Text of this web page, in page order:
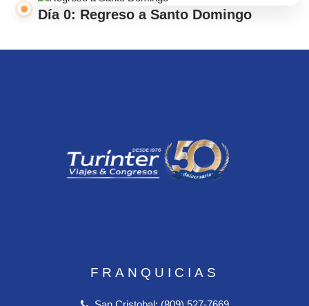
Día 0: Regreso a Santo Domingo
FRANQUICIAS